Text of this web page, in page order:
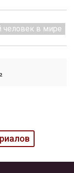
человек в мире